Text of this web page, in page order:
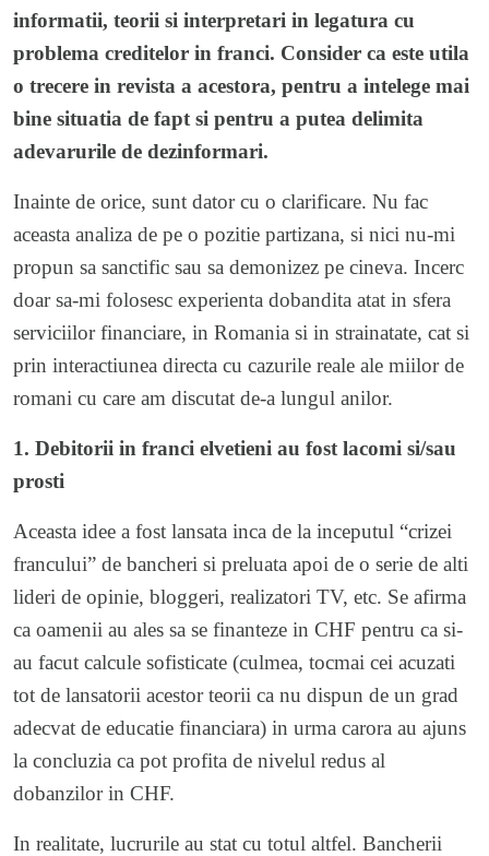
informatii, teorii si interpretari in legatura cu
problema creditelor in franci. Consider ca este utila
o trecere in revista a acestora, pentru a intelege mai
bine situatia de fapt si pentru a putea delimita
adevarurile de dezinformari.
Inainte de orice, sunt dator cu o clarificare. Nu fac
aceasta analiza de pe o pozitie partizana, si nici nu-mi
propun sa sanctific sau sa demonizez pe cineva. Incerc
doar sa-mi folosesc experienta dobandita atat in sfera
serviciilor financiare, in Romania si in strainatate, cat si
prin interactiunea directa cu cazurile reale ale miilor de
romani cu care am discutat de-a lungul anilor.
1. Debitorii in franci elvetieni au fost lacomi si/sau
prosti
Aceasta idee a fost lansata inca de la inceputul “crizei
francului” de bancheri si preluata apoi de o serie de alti
lideri de opinie, bloggeri, realizatori TV, etc. Se afirma
ca oamenii au ales sa se finanteze in CHF pentru ca si-
au facut calcule sofisticate (culmea, tocmai cei acuzati
tot de lansatorii acestor teorii ca nu dispun de un grad
adecvat de educatie financiara) in urma carora au ajuns
la concluzia ca pot profita de nivelul redus al
dobanzilor in CHF.
In realitate, lucrurile au stat cu totul altfel. Bancherii